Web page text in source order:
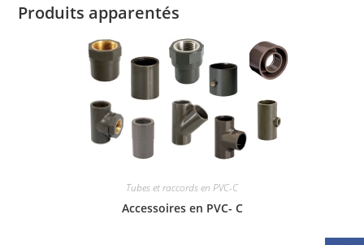
Produits apparentés
Tubes et raccords en PVC-C
Accessoires en PVC- C